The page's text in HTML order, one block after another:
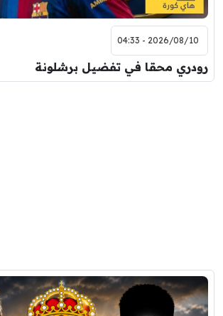
2026/08/10 - 04:33
رودري محقا في تفضيل برشلونة